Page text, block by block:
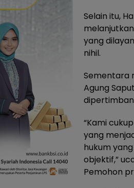
Selain itu,
yang
nihil.
Sementara
Agung
“Kami
yang
hukum
objektif,”
Pemohon